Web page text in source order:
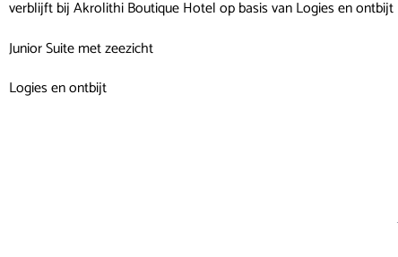
verblijft bij Akrolithi Boutique Hotel op basis van Logies en ontbijt
Junior Suite met zeezicht
Logies en ontbijt